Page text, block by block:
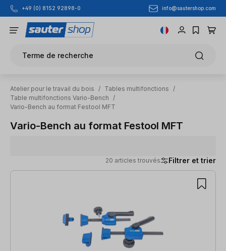
Passer au contenu principal
+49 (0) 8152 92898-0 info@sautershop.com
Terme de recherche
Atelier pour le travail du bois / Tables multifonctions
/
Table multifonctions Vario-Bench
/
Vario-Bench au format Festool MFT
Vario-Bench au format Festool MFT
20 articles trouvés Filtrer et trier
20 articles trouvés